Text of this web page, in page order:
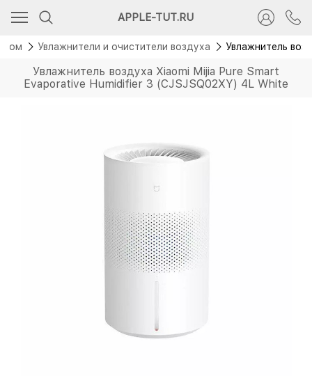
APPLE-TUT.RU
дом Увлажнители и очистители воздуха Увлажнитель
Увлажнитель воздуха Xiaomi Mijia Pure Smart
Evaporative Humidifier 3 (CJSJSQ02XY) 4L White
Новинка